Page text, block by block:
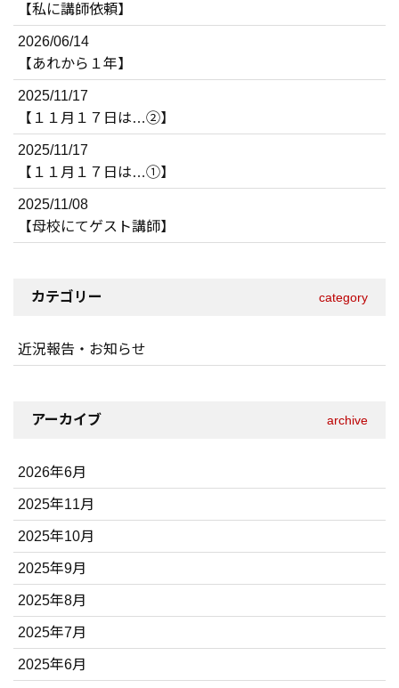
【私に講師依頼】
2026/06/14
【あれから１年】
2025/11/17
【１１月１７日は…②】
2025/11/17
【１１月１７日は…①】
2025/11/08
【母校にてゲスト講師】
カテゴリー category
近況報告・お知らせ
アーカイブ archive
2026年6月
2025年11月
2025年10月
2025年9月
2025年8月
2025年7月
2025年6月